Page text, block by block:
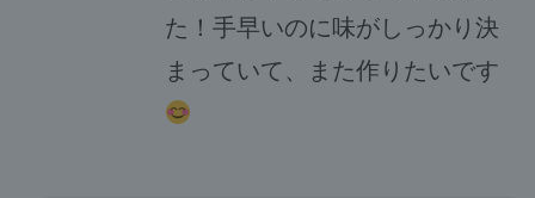
た！手早いのに味がしっかり決
まっていて、また作りたいです